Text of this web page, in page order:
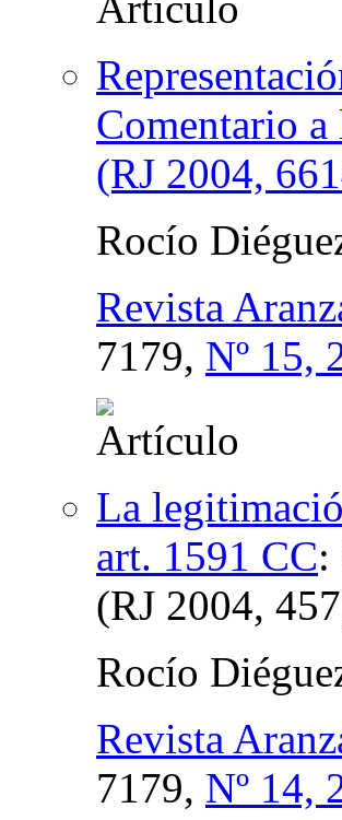
Comentario
(RJ 2004,
Rocío
Revista
7179, Nº 15,
La
art. 1591 CC:
(RJ 2004,
Rocío
Revista
7179, Nº 14,